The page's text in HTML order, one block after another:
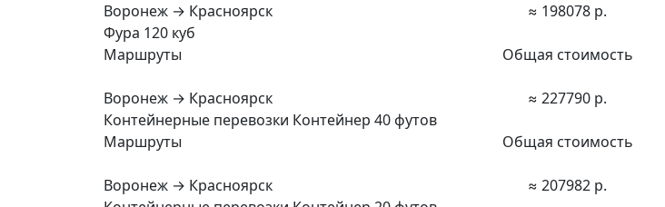
Воронеж → Красноярск
≈ 198078 р.
Фура 120 куб
Маршруты
Общая стоимость
Воронеж → Красноярск
≈ 227790 р.
Контейнерные перевозки Контейнер 40 футов
Маршруты
Общая стоимость
Воронеж → Красноярск
≈ 207982 р.